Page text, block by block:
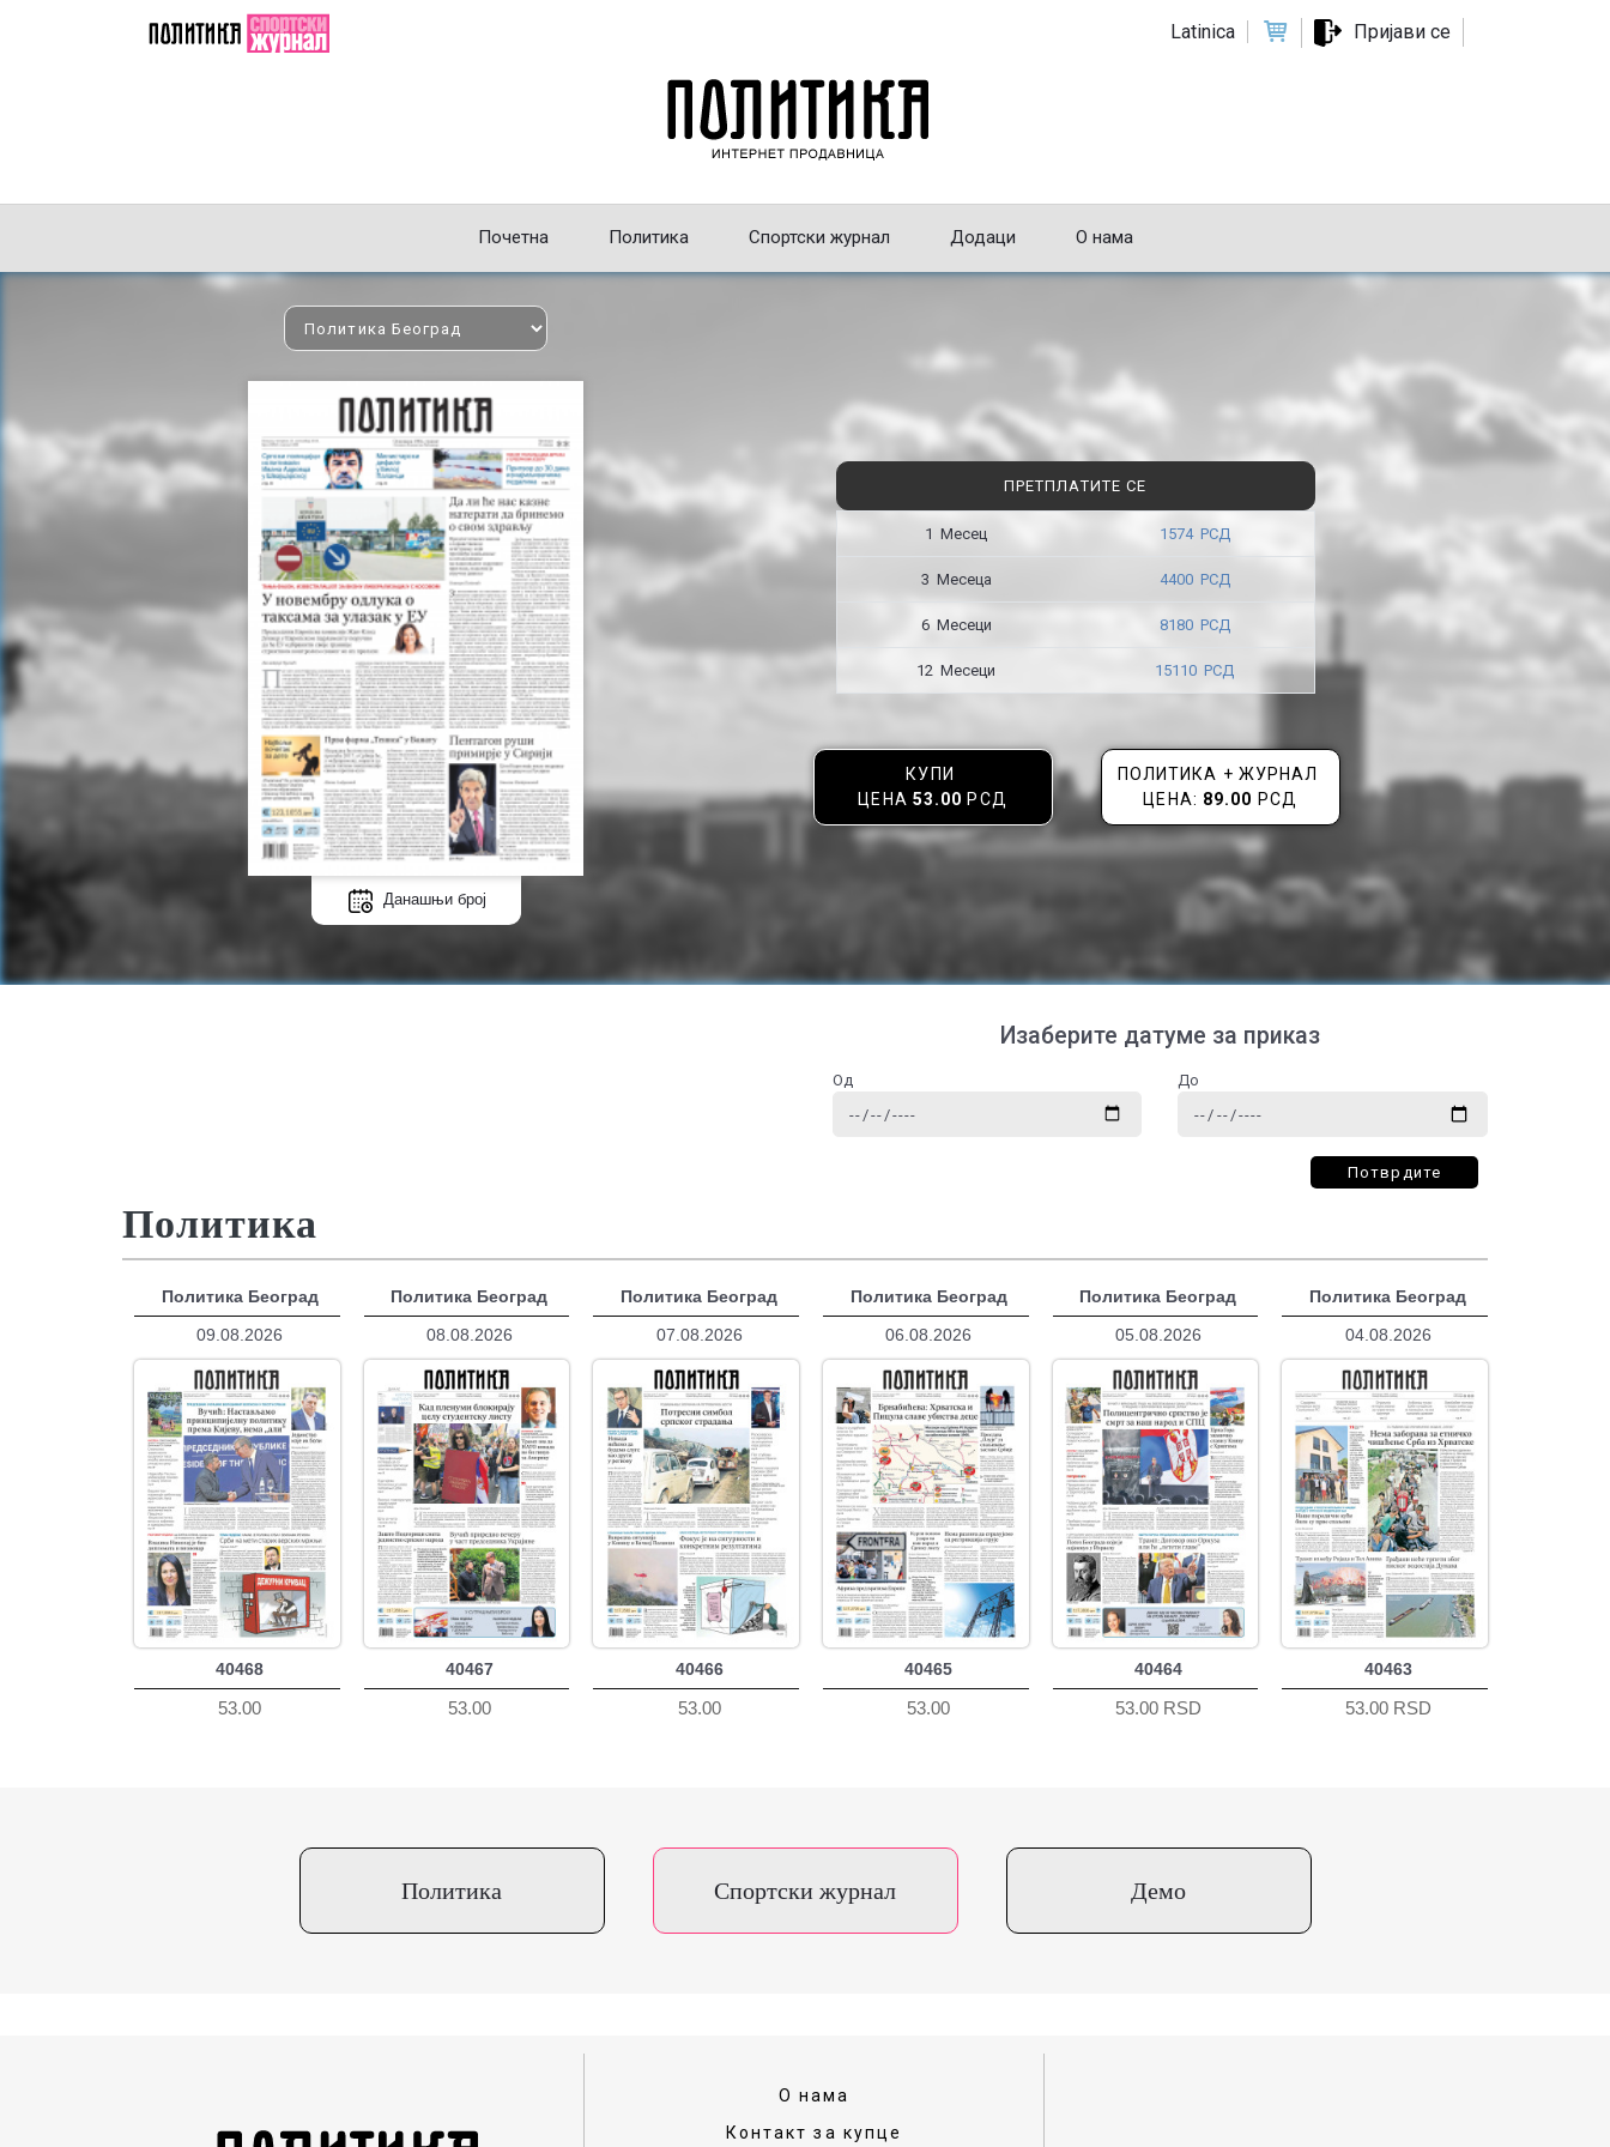
Latinica Пријави се
Почетна Политика Спортски журнал Додаци О нама
Данашњи број
ПРЕТПЛАТИТЕ СЕ
1 Месец 1574 РСД
3 Месецa 4400 РСД
6 Месеци 8180 РСД
12 Месеци 15110 РСД
КУПИ
ЦЕНА 53.00 РСД
ПОЛИТИКА + ЖУРНАЛ
ЦЕНА: 89.00 РСД
Изаберите датуме за приказ
Од До
Потврдите
Политика
Политика Београд
09.08.2026
40468
53.00
Политика Београд
08.08.2026
40467
53.00
Политика Београд
07.08.2026
40466
53.00
Политика Београд
06.08.2026
40465
53.00
Политика Београд
05.08.2026
40464
53.00 RSD
Политика Београд
04.08.2026
40463
53.00 RSD
Политика Спортски журнал Демо
О нама
Контакт за купце